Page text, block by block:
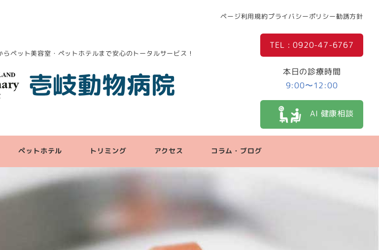
ページ利用規約プライバシーポリシー勧誘方針
ペット美容室・ペットホテルまで安心のトータルサービス！
壱岐動物病院
TEL : 0920-47-6767
本日の診療時間
9:00〜12:00
AI 健康相談
ペットホテル トリミング アクセス コラム・ブログ